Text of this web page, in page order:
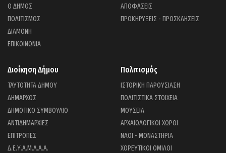
Ο ΔΗΜΟΣ
ΠΟΛΙΤΙΣΜΟΣ
ΔΙΑΜΟΝΗ
ΕΠΙΚΟΙΝΩΝΙΑ
ΑΠΟΦΑΣΕΙΣ
ΠΡΟΚΗΡΥΞΕΙΣ - ΠΡΟΣΚΛΗΣΕΙΣ
Διοίκηση Δήμου
ΤΑΥΤΟΤΗΤΑ ΔΗΜΟΥ
ΔΗΜΑΡΧΟΣ
ΔΗΜΟΤΙΚΟ ΣΥΜΒΟΥΛΙΟ
ΑΝΤΙΔΗΜΑΡΧΙΕΣ
ΕΠΙΤΡΟΠΕΣ
Δ.Ε.Υ.Α.Μ.Λ.Α.Α.
Πολιτισμός
ΙΣΤΟΡΙΚΗ ΠΑΡΟΥΣΙΑΣΗ
ΠΟΛΙΤΙΣΤΙΚΑ ΣΤΟΙΧΕΙΑ
ΜΟΥΣΕΙΑ
ΑΡΧΑΙΟΛΟΓΙΚΟΙ ΧΩΡΟΙ
ΝΑΟΙ - ΜΟΝΑΣΤΗΡΙΑ
ΧΟΡΕΥΤΙΚΟΙ ΟΜΙΛΟΙ